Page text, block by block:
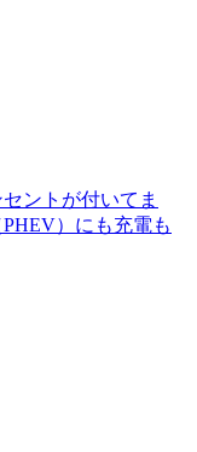
ントが付いてま
）にも充電も